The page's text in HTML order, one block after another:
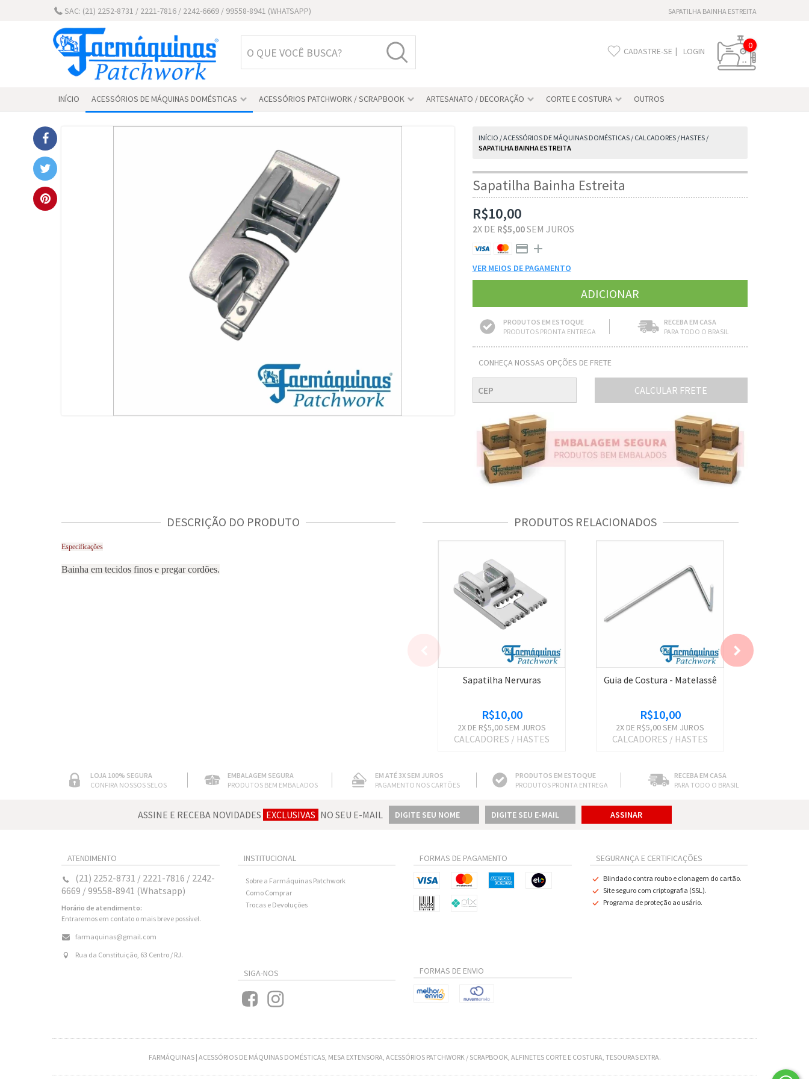
SAC: (21) 2252-8731 / 2221-7816 / 2242-6669 / 99558-8941 (WHATSAPP) SAPATILHA BAINHA ESTREITA
0
CADASTRE-SE | LOGIN
INÍCIO ACESSÓRIOS DE MÁQUINAS DOMÉSTICAS ACESSÓRIOS PATCHWORK / SCRAPBOOK ARTESANATO / DECORAÇÃO CORTE E COSTURA OUTROS
INÍCIO /ACESSÓRIOS DE MÁQUINAS DOMÉSTICAS / CALCADORES / HASTES /
SAPATILHA BAINHA ESTREITA
Sapatilha Bainha Estreita
R$10,00
2X DE R$5,00SEM JUROS
VER MEIOS DE PAGAMENTO
PRODUTOS EM ESTOQUE
PRODUTOS PRONTA ENTREGA
RECEBA EM CASA
PARA TODO O BRASIL
CONHEÇA NOSSAS OPÇÕES DE FRETE
CALCULAR FRETE
DESCRIÇÃO DO PRODUTO
Especificações
Bainha em tecidos finos e pregar cordões.
PRODUTOS RELACIONADOS
Sapatilha Nervuras
R$10,00
2X DE R$5,00SEM JUROS
CALCADORES / HASTES
Guia de Costura - Matelassê
R$10,00
2X DE R$5,00SEM JUROS
CALCADORES / HASTES
LOJA 100% SEGURA
CONFIRA NOSSOS SELOS
EMBALAGEM SEGURA
PRODUTOS BEM EMBALADOS
EM ATÉ 3X SEM JUROS
PAGAMENTO NOS CARTÕES
PRODUTOS EM ESTOQUE
PRODUTOS PRONTA ENTREGA
RECEBA EM CASA
PARA TODO O BRASIL
ASSINE E RECEBA NOVIDADES EXCLUSIVAS NO SEU E-MAIL
ATENDIMENTO
(21) 2252-8731 / 2221-7816 / 2242-
6669 / 99558-8941 (Whatsapp)
Horário de atendimento:
Entraremos em contato o mais breve possível.
farmaquinas@gmail.com
Rua da Constituição, 63 Centro / RJ.
INSTITUCIONAL
Sobre a Farmáquinas Patchwork
Como Comprar
Trocas e Devoluções
SIGA-NOS
FORMAS DE PAGAMENTO
FORMAS DE ENVIO
SEGURANÇA E CERTIFICAÇÕES
Blindado contra roubo e clonagem do cartão.
Site seguro com criptografia (SSL).
Programa de proteção ao usário.
FARMÁQUINAS | ACESSÓRIOS DE MÁQUINAS DOMÉSTICAS, MESA EXTENSORA, ACESSÓRIOS PATCHWORK / SCRAPBOOK, ALFINETES CORTE E COSTURA, TESOURAS EXTRA.